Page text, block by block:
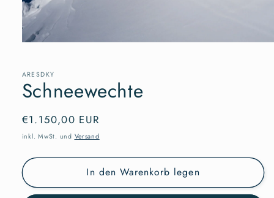
Modal
öffnen
ARESDKY
Schneewechte
Normaler
Preis
€1.150,00 EUR
inkl. MwSt. und Versand
In den Warenkorb legen